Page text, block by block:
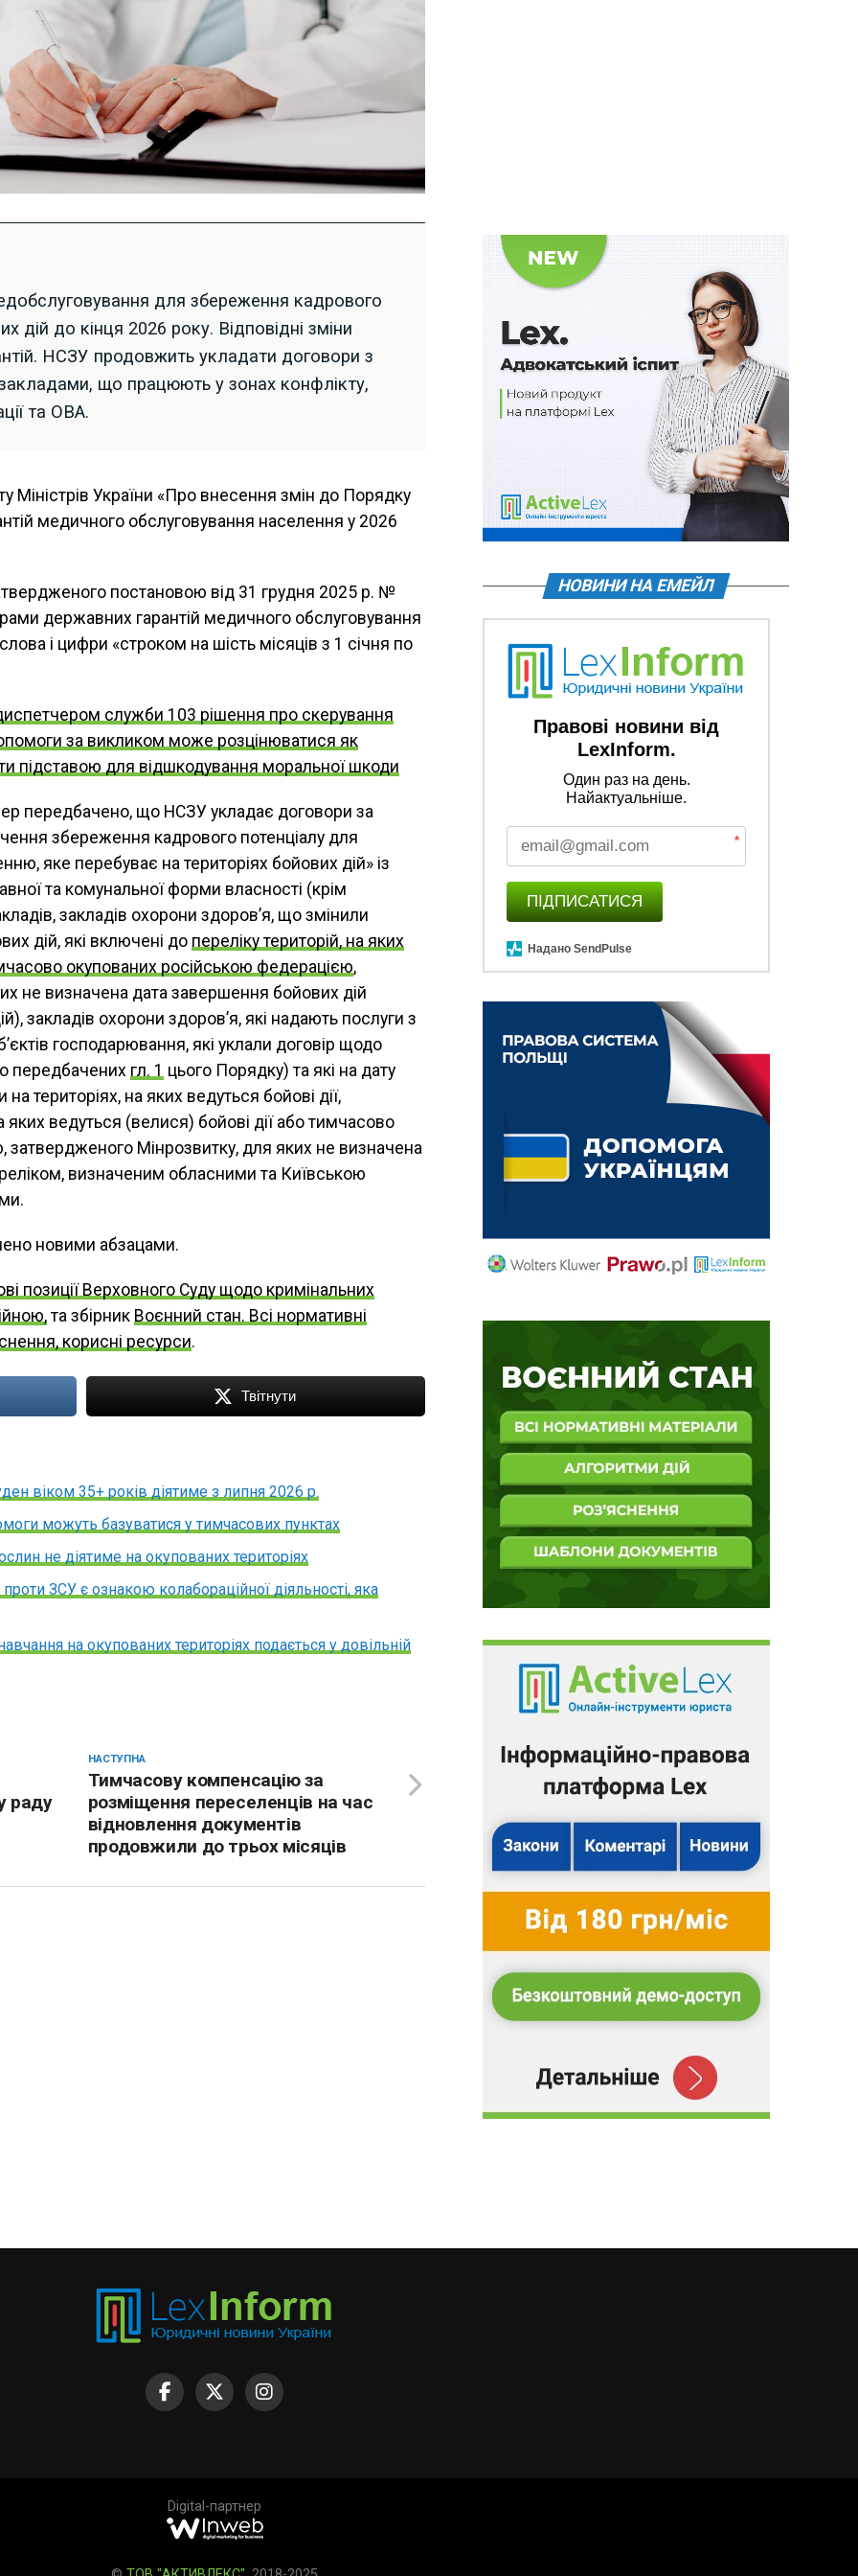
для збереження кадрового
дій до кінця 2026 року. Відповідні зміни
НСЗУ продовжить укладати договори з
що працюють у зонах конфлікту,
та ОВА.
Міністрів України «Про внесення змін до Порядку
медичного обслуговування населення у 2026
постановою від 31 грудня 2025 р. №
державних гарантій медичного обслуговування
і цифри «строком на шість місяців з 1 січня по
служби 103 рішення про скерування
за викликом може розцінюватися як
підставою для відшкодування моральної шкоди
передбачено, що НСЗУ укладає договори за
збереження кадрового потенціалу для
яке перебуває на територіях бойових дій» із
та комунальної форми власності (крім
закладів охорони здоров’я, що змінили
дій, які включені до переліку територій, на яких
окупованих російською федерацією,
не визначена дата завершення бойових дій
закладів охорони здоров’я, які надають послуги з
господарювання, які уклали договір щодо
передбачених гл. 1 цього Порядку) та які на дату
територіях, на яких ведуться бойові дії,
яких ведуться (велися) бойові дії або тимчасово
Мінрозвитку, для яких не визначена
визначеним обласними та Київською
новими абзацами.
позиції Верховного Суду щодо кримінальних
та збірник Воєнний стан. Всі нормативні
корисні ресурси.
Твітнути
віком 35+ років діятиме з липня 2026 р.
можуть базуватися у тимчасових пунктах
не діятиме на окупованих територіях
ЗСУ є ознакою колабораційної діяльності, яка
на окупованих територіях подається у довільній
НАСТУПНА
Тимчасову компенсацію за
розміщення переселенців на час
відновлення документів
продовжили до трьох місяців
раду
НОВИНИ НА ЕМЕЙЛ
Правові новини від
LexInform.
Один раз на день.
Найактуальніше.
*
ПІДПИСАТИСЯ
Надано SendPulse
Digital-партнер